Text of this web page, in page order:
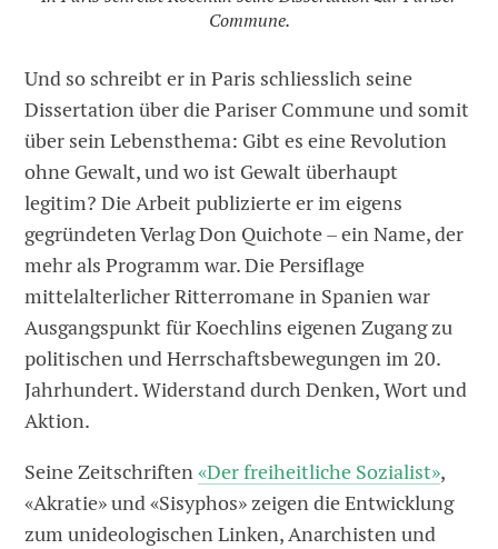
Commune.
Und so schreibt er in Paris schliesslich seine
Dissertation über die Pariser Commune und somit
über sein ­Lebensthema: Gibt es eine Revolution
ohne Gewalt, und wo ist Gewalt überhaupt
legitim? Die Arbeit publizierte er im eigens
gegründeten Verlag Don Quichote – ein Name, der
mehr als Programm war. Die Persiflage
mittelalterlicher Ritterromane in Spanien war
Ausgangspunkt für Koechlins ­eigenen Zugang zu
politischen und Herrschaftsbewegungen im 20.
Jahrhundert. Widerstand durch Denken, Wort und
Aktion.
Seine Zeitschriften«Der freiheitliche Sozialist»,
«Akratie» und «Sisyphos» zeigen die Entwicklung
zum unideologischen Linken, Anarchisten und